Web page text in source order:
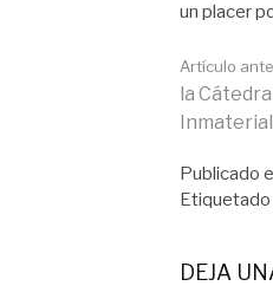
un placer
Artículo
la
Inmaterial
Publicado
Etiquetado
DEJA